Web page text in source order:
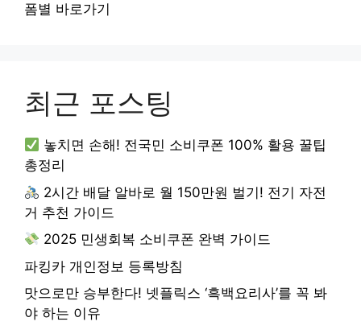
폼별 바로가기
최근 포스팅
놓치면 손해! 전국민 소비쿠폰 100% 활용 꿀팁
총정리
2시간 배달 알바로 월 150만원 벌기! 전기 자전
거 추천 가이드
2025 민생회복 소비쿠폰 완벽 가이드
파킹카 개인정보 등록방침
맛으로만 승부한다! 넷플릭스 ‘흑백요리사’를 꼭 봐
야 하는 이유